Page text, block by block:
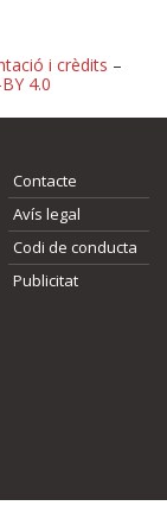
o
ompliu els
voleu informar-
i crèdits –
4.0
Contacte
Avís legal
Codi de conducta
Publicitat